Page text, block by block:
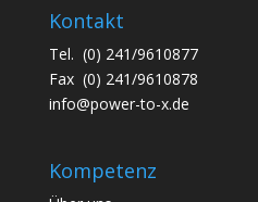
Kontakt
Tel. (0) 241/9610877
Fax (0) 241/9610878
info@power-to-x.de
Kompetenz